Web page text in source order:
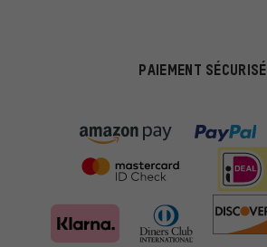
PAIEMENT SÉCURISÉ